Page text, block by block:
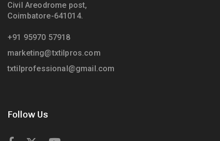
Civil Areodrome post,
Coimbatore-641014.
+91 95970 57918
marketing@txtilpros.com
txtilprofessional@gmail.com
Follow Us